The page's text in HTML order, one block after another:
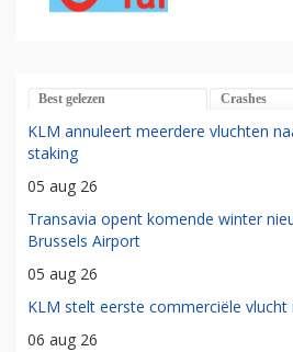
Best gelezen Crashes
KLM annuleert meerdere vluchten
staking
05 aug 26
Transavia opent komende winter
Brussels Airport
05 aug 26
KLM stelt eerste commerciële
06 aug 26